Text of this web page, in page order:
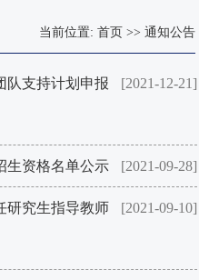
当前位置: 首页 >> 通知公告
[2021-12-21]
队支持计划申报
[2021-09-28]
生资格名单公示
[2021-09-10]
研究生指导教师